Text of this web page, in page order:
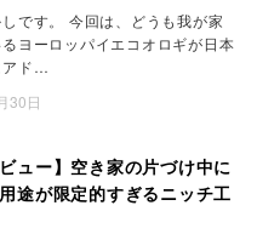
です。 今回は、どうも我が家
ヨーロッパイエコオロギが日本
アド…
30日
ビュー】空き家の片づけ中に
途が限定的すぎるニッチ工